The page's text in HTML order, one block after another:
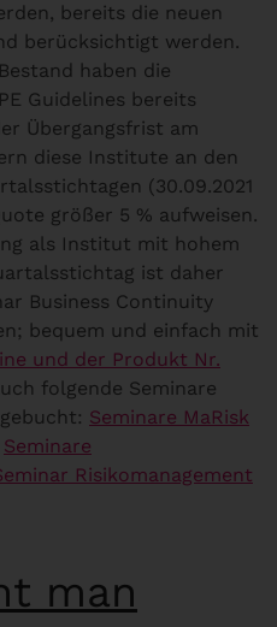
bereits die neuen
berücksichtigt werden.
haben die
Guidelines bereits
Übergangsfrist am
diese Institute an den
(30.09.2021
größer 5 % aufweisen.
als Institut mit hohem
ist daher
Business Continuity
bequem und einfach mit
und der Produkt Nr.
folgende Seminare
Seminare MaRisk
Seminare
Risikomanagement
man